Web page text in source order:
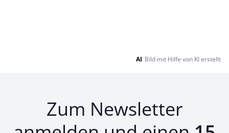
AI Bild mit Hilfe von KI erstellt
Zum Newsletter